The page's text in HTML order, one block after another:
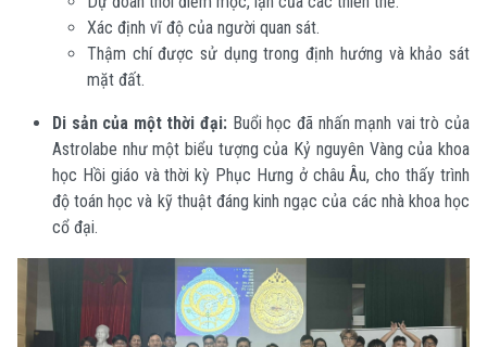
Xác định vĩ độ của người quan sát.
Thậm chí được sử dụng trong định hướng và khảo sát
mặt đất.
Di sản của một thời đại: Buổi học đã nhấn mạnh vai trò của
Astrolabe như một biểu tượng của Kỷ nguyên Vàng của khoa
học Hồi giáo và thời kỳ Phục Hưng ở châu Âu, cho thấy trình
độ toán học và kỹ thuật đáng kinh ngạc của các nhà khoa học
cổ đại.